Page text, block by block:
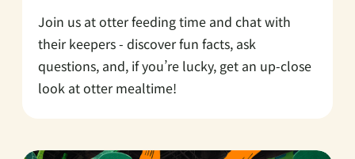
Join us at otter feeding time and chat with
their keepers - discover fun facts, ask
questions, and, if you’re lucky, get an up-close
look at otter mealtime!